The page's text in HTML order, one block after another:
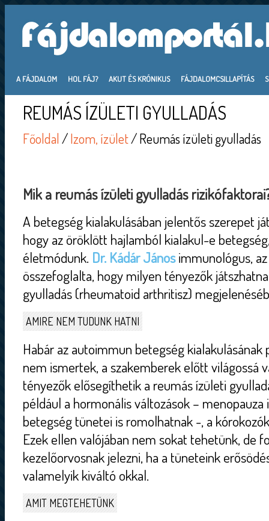
A FÁJDALOM HOL FÁJ? AKUT ÉS KRÓNIKUS FÁJDALOMCSILLAPÍTÁS
REUMÁS ÍZÜLETI GYULLADÁS
Főoldal/Izom, ízület/ Reumás ízületi gyulladás
Mik a reumás ízületi gyulladás
A betegség kialakulásában jelentős szerepet
hogy az öröklött hajlamból kialakul-e
életmódunk. Dr. Kádár Jánosimmunológus,
összefoglalta, hogy milyen tényezők
gyulladás (rheumatoid arthritisz)
AMIRE NEM TUDUNK HATNI
Habár az autoimmun betegség kialakulásának
nem ismertek, a szakemberek előtt világossá
tényezők elősegíthetik a reumás ízületi
például a hormonális változások –
betegség tünetei is romolhatnak -, a
Ezek ellen valójában nem sokat tehetünk, de
kezelőorvosnak jelezni, ha a tüneteink
valamelyik kiváltó okkal.
AMIT MEGTEHETÜNK